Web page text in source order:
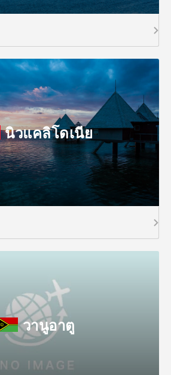
นิวแคลิโดเนีย
วานูอาตู